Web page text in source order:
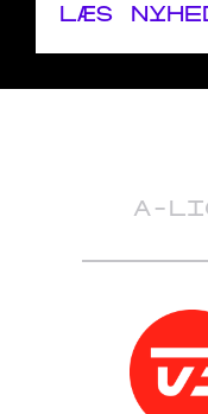
LÆS
A-